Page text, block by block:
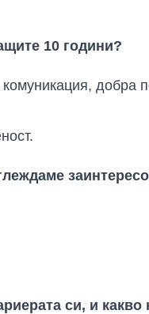
10 години?
добра
си, и какво